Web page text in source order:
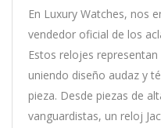
En Luxury Watches, nos
vendedor oficial de los
Estos relojes
uniendo diseño audaz y
pieza. Desde piezas de
vanguardistas, un reloj